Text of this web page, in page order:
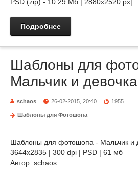
Подробнее
Шаблоны для
Мальчик и девочка
schaos 26-02-2015, 20:40 1955
Шаблоны для Фотошопа
Шаблоны для фотошопа - Мальчик и
3644х2835 | 300 dpi | PSD | 61 мб
Автор: schaos